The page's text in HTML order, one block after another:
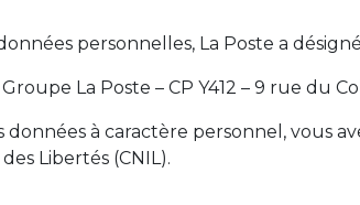
personnelles, La Poste a
La Poste – CP Y412 – 9 rue du
à caractère personnel, vous
Libertés (CNIL).